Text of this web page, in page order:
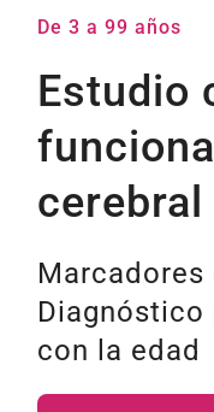
De 3 a 99 años
Estudio
cerebral
con la edad